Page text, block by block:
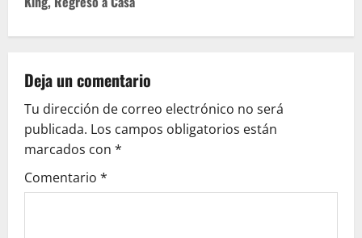
n
a
v
i
g
Deja un comentario
Tu dirección de correo electrónico no será
publicada. Los campos obligatorios están
marcados con *
Comentario *